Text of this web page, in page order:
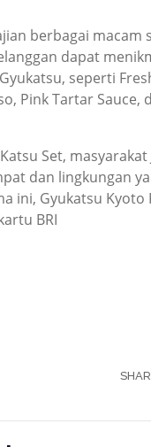
berbagai macam
dapat
seperti
Pink Tartar Sauce,
Set,
dan lingkungan
ini, Gyukatsu
BRI